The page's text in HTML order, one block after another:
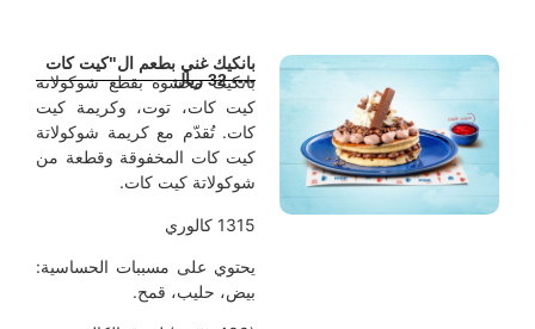
بانكيك غني بطعم ال"كيت كات
بانكيك محشوة بقطع شوكولاتة
كيت كات، توت، وكريمة كيت
كات. تُقدّم مع كريمة شوكولاتة
كيت كات المخفوقة وقطعة من
شوكولاتة كيت كات.
يحتوي على مسببات الحساسية:
بيض، حليب، قمح.